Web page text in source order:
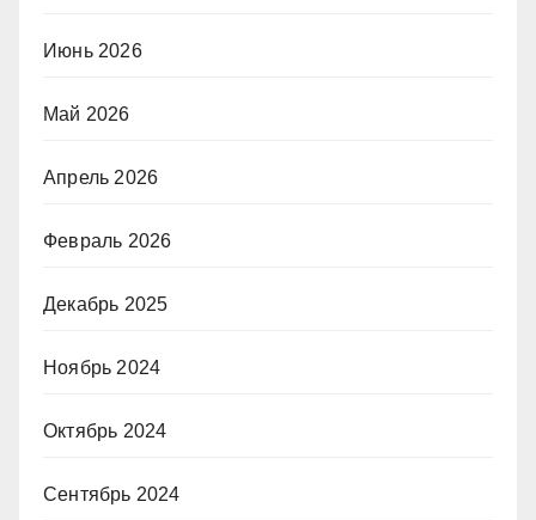
Июнь 2026
Май 2026
Апрель 2026
Февраль 2026
Декабрь 2025
Ноябрь 2024
Октябрь 2024
Сентябрь 2024